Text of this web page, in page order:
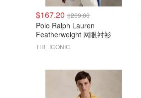
$167.20 $209.00
Polo Ralph Lauren
Featherweight 网眼衬衫
THE ICONIC